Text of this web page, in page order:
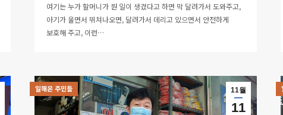
여기는 누가 할머니가 뭔 일이 생겼다고 하면 막 달려가서 도와주고,
아기가 울면서 뛰쳐나오면, 달려가서 데리고 있으면서 안전하게
보호해 주고, 이런…
11월
11
일해온 주민들